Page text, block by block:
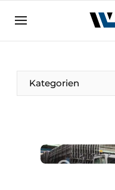
Kategorien